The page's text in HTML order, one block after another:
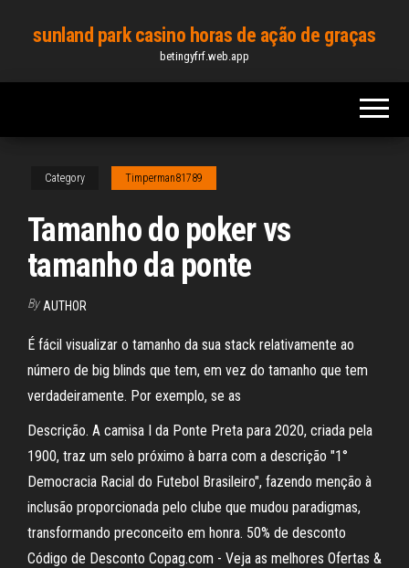
content
sunland park casino horas de ação de graças
betingyfrf.web.app
Category Timperman81789
Tamanho do poker vs
tamanho da ponte
By AUTHOR
É fácil visualizar o tamanho da sua stack relativamente ao
número de big blinds que tem, em vez do tamanho que tem
verdadeiramente. Por exemplo, se as
Descrição. A camisa I da Ponte Preta para 2020, criada pela
1900, traz um selo próximo à barra com a descrição "1°
Democracia Racial do Futebol Brasileiro", fazendo menção à
inclusão proporcionada pelo clube que mudou paradigmas,
transformando preconceito em honra. 50% de desconto
Código de Desconto Copag.com - Veja as melhores Ofertas &